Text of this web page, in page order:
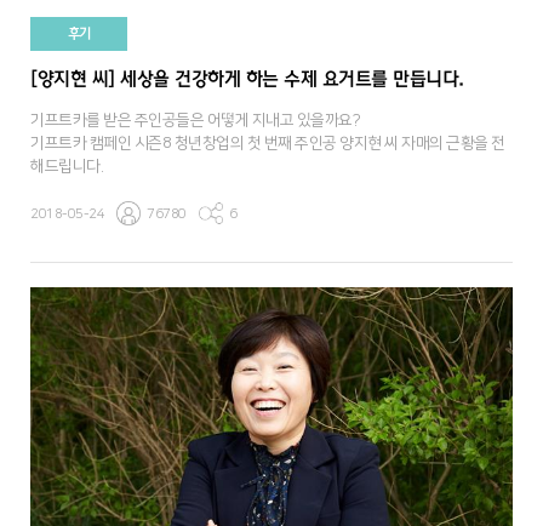
후기
[양지현 씨] 세상을 건강하게 하는 수제 요거트를 만듭니다.
기프트카를 받은 주인공들은 어떻게 지내고 있을까요?
기프트카 캠페인 시즌8 청년창업의 첫 번째 주인공 양지현 씨 자매의 근황을 전
해드립니다.
2018-05-24 76780 6